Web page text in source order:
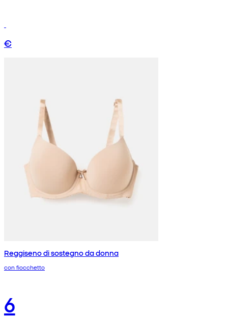
€
Reggiseno di sostegno da donna
con fiocchetto
6